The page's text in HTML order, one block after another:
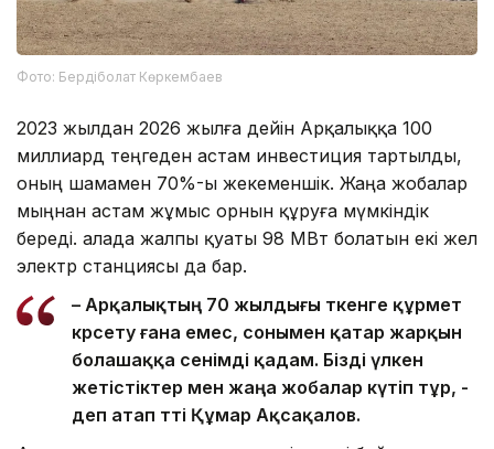
Фото: Бердіболат Көркембаев
2023 жылдан 2026 жылға дейін Арқалыққа 100
миллиард теңгеден астам инвестиция тартылды,
оның шамамен 70%-ы жекеменшік. Жаңа жобалар
мыңнан астам жұмыс орнын құруға мүмкіндік
береді. Қалада жалпы қуаты 98 МВт болатын екі жел
электр станциясы да бар.
– Арқалықтың 70 жылдығы өткенге құрмет
көрсету ғана емес, сонымен қатар жарқын
болашаққа сенімді қадам. Бізді үлкен
жетістіктер мен жаңа жобалар күтіп тұр, -
деп атап өтті Құмар Ақсақалов.